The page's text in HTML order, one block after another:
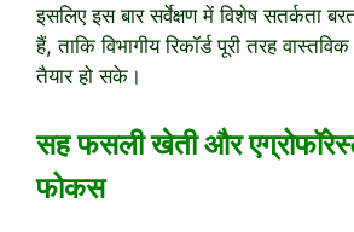
इसलिए इस बार सर्वेक्षण में विशेष सतर्कता
हैं, ताकि विभागीय रिकॉर्ड पूरी तरह
तैयार हो सके।
सह फसली खेती और
फोकस